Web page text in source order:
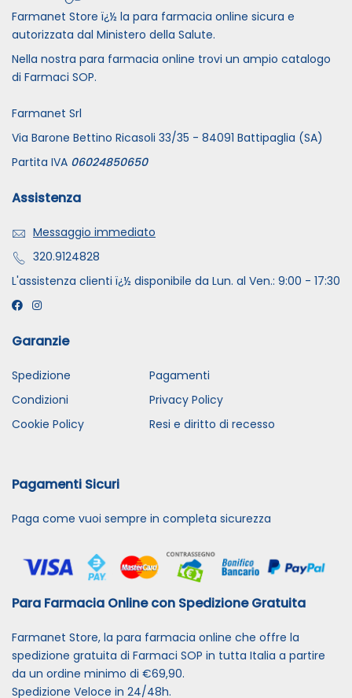
Farmanet Store ï¿½ la para farmacia online sicura e
autorizzata dal Ministero della Salute.
Nella nostra para farmacia online trovi un ampio catalogo
di Farmaci SOP.
Farmanet Srl
Via Barone Bettino Ricasoli 33/35 - 84091 Battipaglia (SA)
Partita IVA 06024850650
Assistenza
Messaggio immediato
320.9124828
L'assistenza clienti ï¿½ disponibile da Lun. al Ven.: 9:00 - 17:30
Garanzie
Spedizione
Pagamenti
Condizioni
Privacy Policy
Cookie Policy
Resi e diritto di recesso
Pagamenti Sicuri
Paga come vuoi sempre in completa sicurezza
Para Farmacia Online con Spedizione Gratuita
Farmanet Store, la para farmacia online che offre la
spedizione gratuita di Farmaci SOP in tutta Italia a partire
da un ordine minimo di €69,90.
Spedizione Veloce in 24/48h.